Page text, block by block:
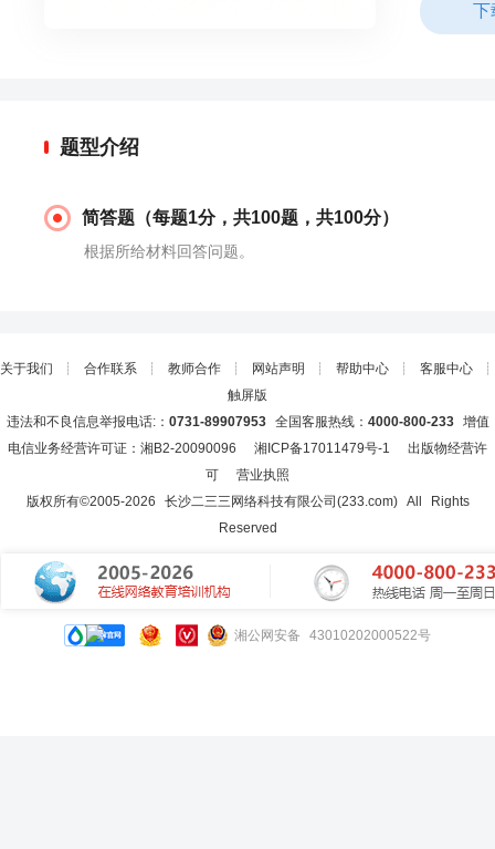
下
题型介绍
简答题（每题1分，共100题，共100分）
根据所给材料回答问题。
关于我们 ┊ 合作联系 ┊ 教师合作 ┊ 网站声明 ┊ 帮助中心 ┊ 客服中心 ┊
触屏版
违法和不良信息举报电话:： 0731-89907953全国客服热线： 4000-800-233增值
电信业务经营许可证：湘B2-20090096 湘ICP备17011479号-1
出版物经营许
可
营业执照
版权所有©2005-2026 长沙二三三网络科技有限公司(233.com)All Rights
Reserved
湘公网安备 43010202000522号